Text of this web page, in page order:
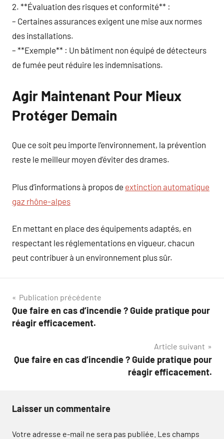
2. **Évaluation des risques et conformité** :
– Certaines assurances exigent une mise aux normes
des installations.
– **Exemple** : Un bâtiment non équipé de détecteurs
de fumée peut réduire les indemnisations.
Agir Maintenant Pour Mieux
Protéger Demain
Que ce soit peu importe l’environnement, la prévention
reste le meilleur moyen d’éviter des drames.
Plus d’informations à propos de extinction automatique
gaz rhône-alpes
En mettant en place des équipements adaptés, en
respectant les réglementations en vigueur, chacun
peut contribuer à un environnement plus sûr.
Navigation
de
Publication précédente
Que faire en cas d’incendie ? Guide pratique pour
réagir efficacement.
Article suivant
Que faire en cas d’incendie ? Guide pratique pour
réagir efficacement.
Laisser un commentaire
Votre adresse e-mail ne sera pas publiée. Les champs